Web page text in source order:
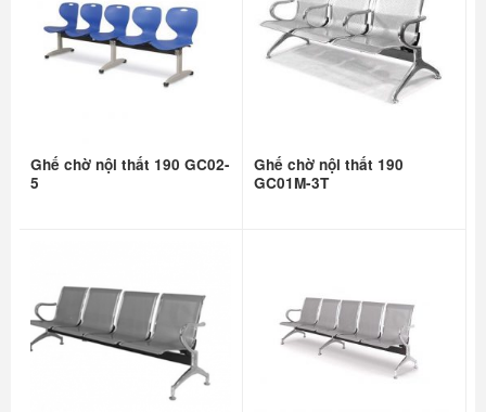
Ghế chờ nội thất 190 GC02-
5
Ghế chờ nội thất 190
GC01M-3T